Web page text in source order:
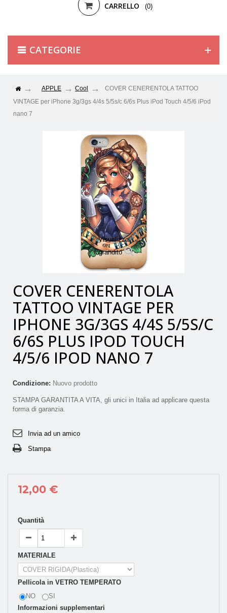
CARRELLO (0)
CATEGORIE
APPLE Cool
COVER CENERENTOLA TATTOO
VINTAGE per iPhone 3g/3gs 4/4s 5/5s/c 6/6s Plus iPod Touch 4/5/6 iPod
nano 7
Visualizza
ingrandito
COVER CENERENTOLA
TATTOO VINTAGE PER
IPHONE 3G/3GS 4/4S 5/5S/C
6/6S PLUS IPOD TOUCH
4/5/6 IPOD NANO 7
Condizione: Nuovo prodotto
STAMPA GARANTITA A VITA, gli unici in Italia ad applicare questa
forma di garanzia.
Invia ad un amico
Stampa
12,00 €
Quantità
MATERIALE
Pellicola in VETRO TEMPERATO
NO
SI
Informazioni supplementari